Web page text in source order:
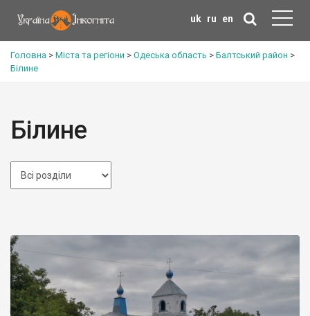
uk ru en
Головна > Міста та регіони > Одеська область > Балтський район >
Білине
Білине